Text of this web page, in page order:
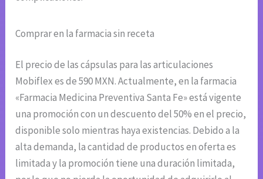
Comprar en la farmacia sin receta
El precio de las cápsulas para las articulaciones
Mobiflex es de 590 MXN. Actualmente, en la farmacia
«Farmacia Medicina Preventiva Santa Fe» está vigente
una promoción con un descuento del 50% en el precio,
disponible solo mientras haya existencias. Debido a la
alta demanda, la cantidad de productos en oferta es
limitada y la promoción tiene una duración limitada,